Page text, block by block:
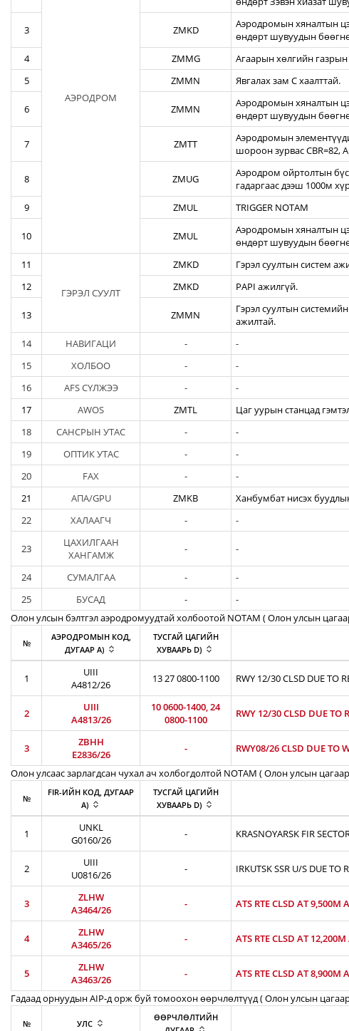
АЭРОДРОМ
3 ZMKD
Аэродромын хяналтын
өндөрт шувуудын
4 ZMMG Агаарын хөлгийн
5
ZMMN Явгалах зам С хаалттай.
6 ZMMN
Аэродромын хяналтын
өндөрт шувуудын
7 ZMTT
Аэродромын
шороон зурвас CBR=82,
8 ZMUG
Аэродром ойртолтын
гадаргаас дээш 1000м
9 ZMUL TRIGGER NOTAM
10 ZMUL
Аэродромын хяналтын
өндөрт шувуудын
11
ГЭРЭЛ СУУЛТ
ZMKD Гэрэл суултын систем
12
ZMKD PAPI ажилгүй.
13 ZMMN
Гэрэл суултын
ажилтай.
14 НАВИГАЦИ - -
15
ХОЛБОО - -
16
AFS СҮЛЖЭЭ - -
17
AWOS ZMTL Цаг уурын станцад
18
САНСРЫН УТАС - -
19
ОПТИК УТАС - -
20
FAX - -
21
АПА/GPU ZMKB Ханбумбат нисэх
22
ХАЛААГЧ - -
23
ЦАХИЛГААН
ХАНГАМЖ
- -
24 СУМАЛГАА - -
25
БУСАД - -
Олон улсын бэлтгэл аэродромуудтай холбоотой NOTAM ( Oлон улсын
№
АЭРОДРОМЫН КОД,
ДУГААР A)
ТУСГАЙ ЦАГИЙН
ХУВААРЬ D)
1
UIII
A4812/26
13 27 0800-1100 RWY 12/30 CLSD DUE TO
2
UIII
A4813/26
10 0600-1400, 24
0800-1100
RWY 12/30 CLSD DUE TO
3
ZBHH
E2836/26
- RWY08/26 CLSD DUE TO
Олон улсаас зарлагдсан чухал ач холбогдолтой NOTAM ( Олон улсын
№
FIR-ИЙН КОД, ДУГААР
A)
ТУСГАЙ ЦАГИЙН
ХУВААРЬ D)
1
UNKL
G0160/26
- KRASNOYARSK FIR
2
UIII
U0816/26
- IRKUTSK SSR U/S DUE TO
3
ZLHW
A3464/26
- ATS RTE CLSD AT
4
ZLHW
A3465/26
- ATS RTE CLSD AT
5
ZLHW
A3463/26
- ATS RTE CLSD AT 8,900M
Гадаад орнуудын AIP-д орж буй томоохон өөрчлөлтүүд ( Олон улсын
№ УЛС
ӨӨРЧЛӨЛТИЙН